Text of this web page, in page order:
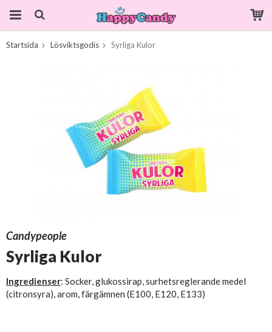
Startsida Lösviktsgodis Syrliga Kulor
Candypeople
Syrliga Kulor
Ingredienser: Socker, glukossirap, surhetsreglerande medel
(citronsyra), arom, färgämnen (E100, E120, E133)